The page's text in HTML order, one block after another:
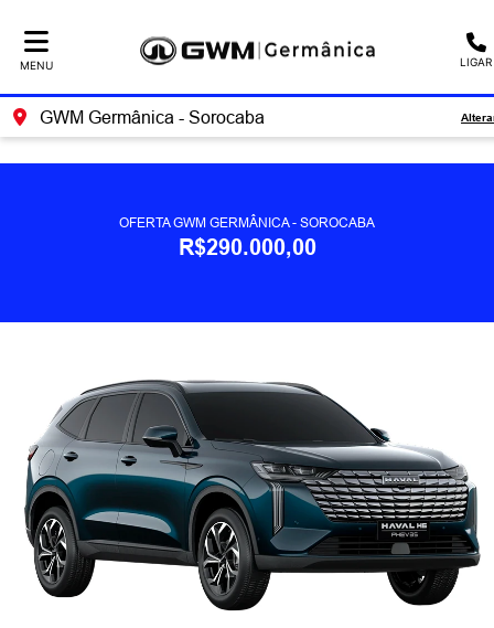
MENU LIGAR
GWM Germânica - Sorocaba
OFERTA GWM GERMÂNICA - SOROCABA
R$290.000,00